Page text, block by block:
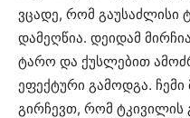
ვცადე, რომ გაუსაძლისი
დამეღწია. დეიდამ
ტარო და ქუსლებით
ეფექტური გამოდგა.
გირჩევთ, რომ ტკივილის